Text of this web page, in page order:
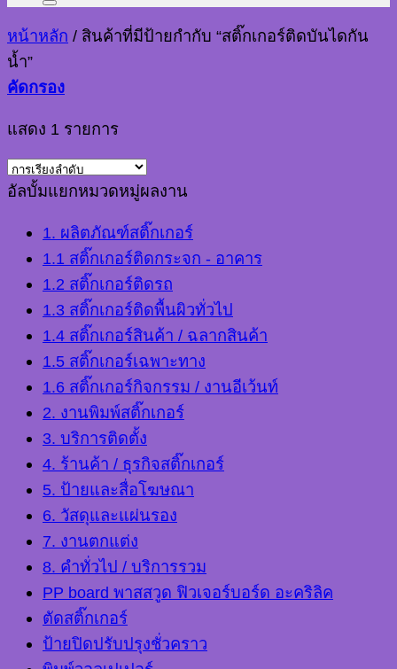
หน้าหลัก / สินค้าที่มีป้ายกำกับ “สติ๊กเกอร์ติดบันไดกัน
น้ำ”
คัดกรอง
แสดง 1 รายการ
อัลบั้มแยกหมวดหมู่ผลงาน
1. ผลิตภัณฑ์สติ๊กเกอร์
1.1 สติ๊กเกอร์ติดกระจก - อาคาร
1.2 สติ๊กเกอร์ติดรถ
1.3 สติ๊กเกอร์ติดพื้นผิวทั่วไป
1.4 สติ๊กเกอร์สินค้า / ฉลากสินค้า
1.5 สติ๊กเกอร์เฉพาะทาง
1.6 สติ๊กเกอร์กิจกรรม / งานอีเว้นท์
2. งานพิมพ์สติ๊กเกอร์
3. บริการติดตั้ง
4. ร้านค้า / ธุรกิจสติ๊กเกอร์
5. ป้ายและสื่อโฆษณา
6. วัสดุและแผ่นรอง
7. งานตกแต่ง
8. คำทั่วไป / บริการรวม
PP board พาสสวูด ฟิวเจอร์บอร์ด อะคริลิค
ตัดสติ๊กเกอร์
ป้ายปิดปรับปรุงชั่วคราว